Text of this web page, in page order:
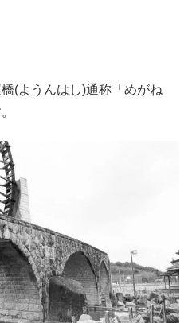
(ようんはし)通称「めがね